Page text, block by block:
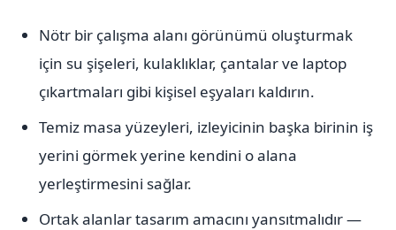
Nötr bir çalışma alanı görünümü oluşturmak
için su şişeleri, kulaklıklar, çantalar ve laptop
çıkartmaları gibi kişisel eşyaları kaldırın.
Temiz masa yüzeyleri, izleyicinin başka birinin iş
yerini görmek yerine kendini o alana
yerleştirmesini sağlar.
Ortak alanlar tasarım amacını yansıtmalıdır —